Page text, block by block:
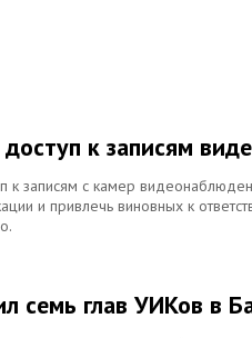
к записям
к записям с камер
и привлечь виновных к
семь глав УИКов в